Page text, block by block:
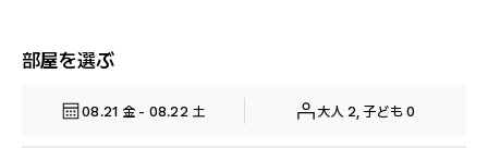
部屋を選ぶ
08.21 金 - 08.22 土 大人 2, 子ども 0